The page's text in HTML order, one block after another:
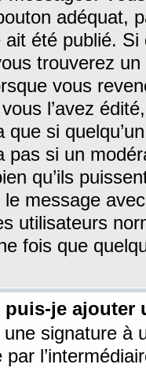
adéquat,
été publié. Si
trouverez
vous
l’avez
que si
pas si un
qu’ils
message
utilisateurs
fois que
puis-je ajouter
signature à
par